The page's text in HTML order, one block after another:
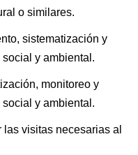
o similares.
sistematización y
y ambiental.
monitoreo y
y ambiental.
visitas necesarias al